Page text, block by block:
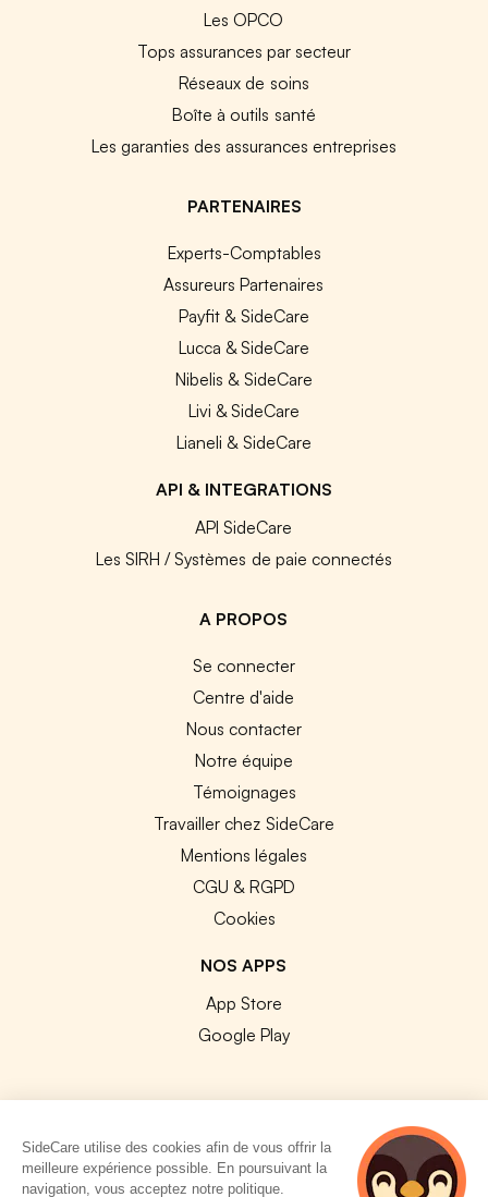
Les OPCO
Tops assurances par secteur
Réseaux de soins
Boîte à outils santé
Les garanties des assurances entreprises
PARTENAIRES
Experts-Comptables
Assureurs Partenaires
Payfit & SideCare
Lucca & SideCare
Nibelis & SideCare
Livi & SideCare
Lianeli & SideCare
API & INTEGRATIONS
API SideCare
Les SIRH / Systèmes de paie connectés
A PROPOS
Se connecter
Centre d'aide
Nous contacter
Notre équipe
Témoignages
Travailler chez SideCare
Mentions légales
CGU & RGPD
Cookies
NOS APPS
App Store
Google Play
© 2026 SideCare. Tous droits réservés.
SideCare utilise des cookies afin de vous offrir la
meilleure expérience possible. En poursuivant la
navigation, vous acceptez notre politique.